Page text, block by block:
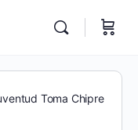
Toma Chipre